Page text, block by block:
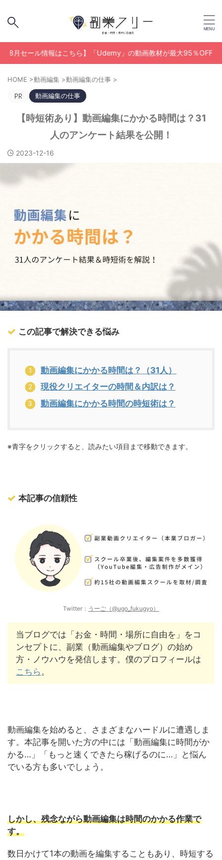
報はこちら】「Udemy」の動画教材が最大95％OFF！
HOME >動画編集 >動画編集の仕事 >
動画編集の仕事
【時短術あり】動画編集にかかる時間は？31
人のアンケート結果を公開！
2023-12-16
この記事で解決できる悩み
動画編集にかかる時間は？（31人）
現役クリエイターの時間＆内訳は？
動画編集にかかる時間の時短術は？
※青字をクリックすると、読みたい項目まで移動できます。
本記事の信頼性
Twitter： うーご（@ugo_fukugyo）
当ブログでは「お金・時間・場所に自由を」をコ
ンセプトに、副業（動画編集やブログ）の始め
方・ノウハウを発信します。僕のプロフィールは
こちら。
動画編集を始めると、さまざまなハードルに遭遇しま
す。本記事を開いた方の中には「動画編集に時間がか
かる…」「もっと速くできたら稼げるのに…」と悩ん
でいる方も多いでしょう。
しかし、残念ながら動画編集は時間のかかる作業で
す。
数日かけて1本の動画を編集することもあり、時短する